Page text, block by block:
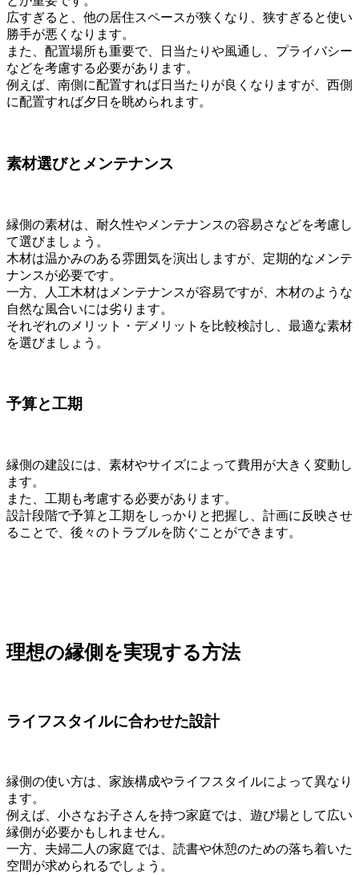
広すぎると、他の居住スペースが狭くなり、狭すぎると使い
勝手が悪くなります。
また、配置場所も重要で、日当たりや風通し、プライバシー
などを考慮する必要があります。
例えば、南側に配置すれば日当たりが良くなりますが、西側
に配置すれば夕日を眺められます。
素材選びとメンテナンス
縁側の素材は、耐久性やメンテナンスの容易さなどを考慮し
て選びましょう。
木材は温かみのある雰囲気を演出しますが、定期的なメンテ
ナンスが必要です。
一方、人工木材はメンテナンスが容易ですが、木材のような
自然な風合いには劣ります。
それぞれのメリット・デメリットを比較検討し、最適な素材
を選びましょう。
予算と工期
縁側の建設には、素材やサイズによって費用が大きく変動し
ます。
また、工期も考慮する必要があります。
設計段階で予算と工期をしっかりと把握し、計画に反映させ
ることで、後々のトラブルを防ぐことができます。
理想の縁側を実現する方法
ライフスタイルに合わせた設計
縁側の使い方は、家族構成やライフスタイルによって異なり
ます。
例えば、小さなお子さんを持つ家庭では、遊び場として広い
縁側が必要かもしれません。
一方、夫婦二人の家庭では、読書や休憩のための落ち着いた
空間が求められるでしょう。